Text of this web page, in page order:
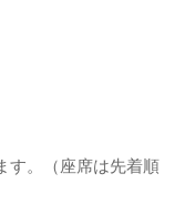
す。（座席は先着順